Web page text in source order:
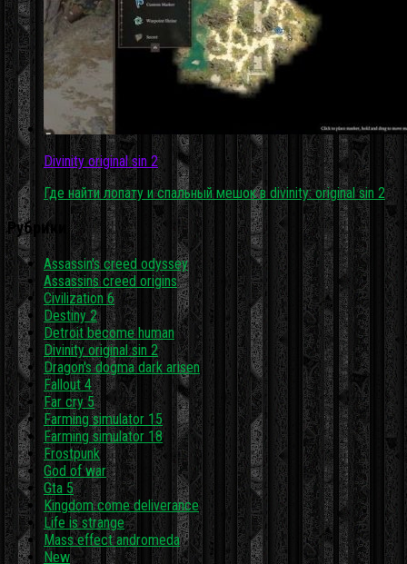
Divinity original sin 2
Где найти лопату и спальный мешок в divinity: original sin 2
Рубрики
Assassin's creed odyssey
Assassins creed origins
Civilization 6
Destiny 2
Detroit become human
Divinity original sin 2
Dragon's dogma dark arisen
Fallout 4
Far cry 5
Farming simulator 15
Farming simulator 18
Frostpunk
God of war
Gta 5
Kingdom come deliverance
Life is strange
Mass effect andromeda
New